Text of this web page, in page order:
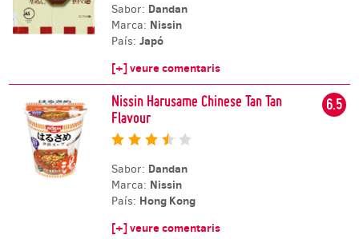
Sabor: Dandan
Marca: Nissin
País: Japó
[+] veure comentaris
Nissin Harusame Chinese Tan Tan
Flavour
6.5
Sabor: Dandan
Marca: Nissin
País: Hong Kong
[+] veure comentaris